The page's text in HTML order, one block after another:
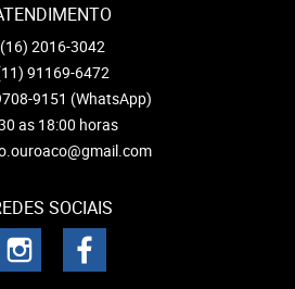
(16) 2016-3042
91169-6472
9151 (WhatsApp)
as 18:00 horas
SOCIAIS